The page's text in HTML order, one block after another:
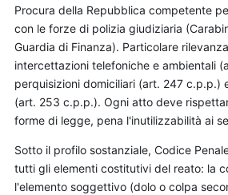
Procura della Repubblica competente
con le forze di polizia giudiziaria
Guardia di Finanza). Particolare
intercettazioni telefoniche e ambientali
perquisizioni domiciliari (art. 247 c.p.p.)
(art. 253 c.p.p.). Ogni atto deve
forme di legge, pena l'inutilizzabilità ai
Sotto il profilo sostanziale, Codice
tutti gli elementi costitutivi del reato: la
l'elemento soggettivo (dolo o colpa